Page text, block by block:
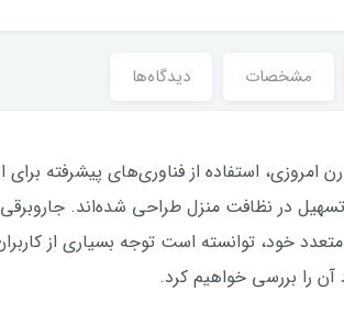
مشخصات دیدگاه‌ها
امروزی، استفاده از فناوری‌های پیشرفته
خود، توانسته است توجه بسیاری از
آن را بررسی خواهیم کرد.